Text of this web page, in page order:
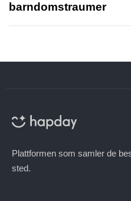
barndomstraumer
Plattformen som samler de
sted.